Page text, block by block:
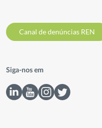
Canal de denúncias REN
Siga-nos em